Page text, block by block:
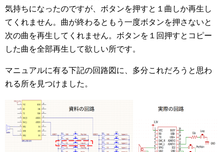
気持ちになったのですが、ボタンを押すと１曲しか再生し
てくれません。曲が終わるともう一度ボタンを押さないと
次の曲を再生してくれません。ボタンを１回押すとコピー
した曲を全部再生して欲しい所です。
マニュアルに有る下記の回路図に、多分これだろうと思わ
れる所を見つけました。